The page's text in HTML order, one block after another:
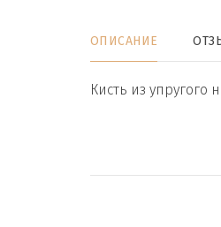
ОПИСАНИЕ
Кисть из